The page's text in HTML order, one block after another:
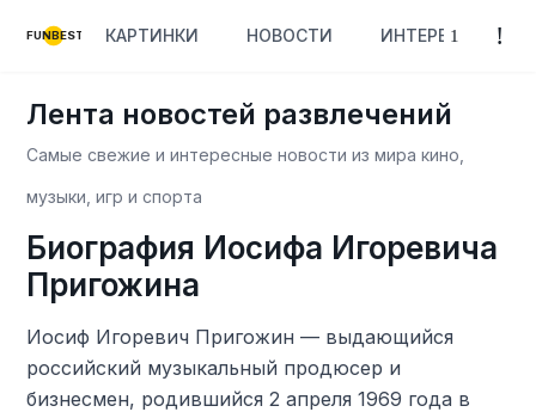
FUNBEST КАРТИНКИ НОВОСТИ ИНТЕРЕСНОЕ
Лента новостей развлечений
Самые свежие и интересные новости из мира кино,
музыки, игр и спорта
Биография Иосифа Игоревича
Пригожина
Иосиф Игоревич Пригожин — выдающийся
российский музыкальный продюсер и
бизнесмен, родившийся 2 апреля 1969 года в